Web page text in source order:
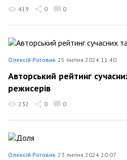
419 0 0
Олексій Роговик 25 липня 2024 11:40
Авторський рейтинг
режисерів
232 0 0
Олексій Роговик 23 липня 2024 20:07